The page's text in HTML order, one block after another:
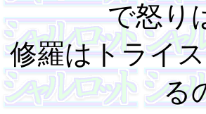
で怒り
修羅はトライ
る